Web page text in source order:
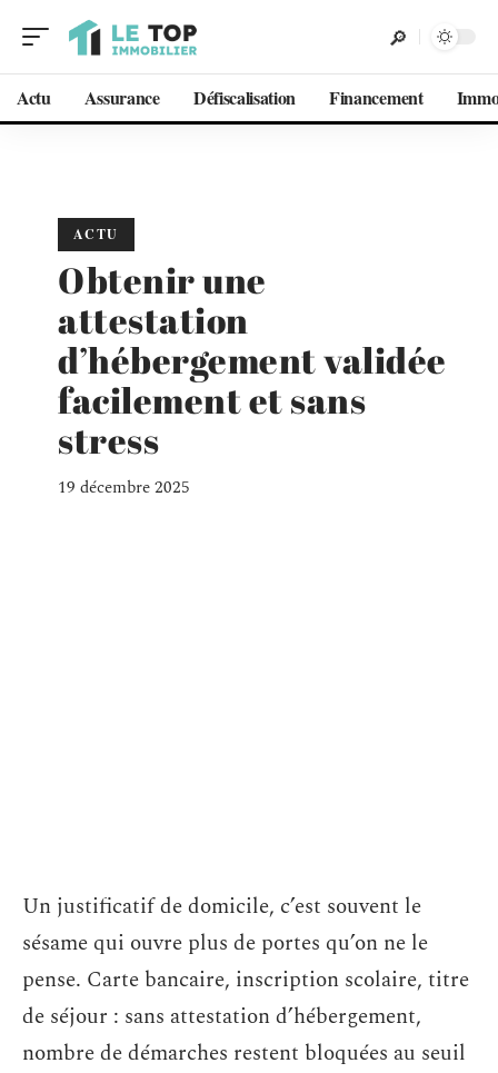
Actu Assurance Défiscalisation Financement
ACTU
Obtenir une
attestation
d’hébergement validée
facilement et sans
stress
19 décembre 2025
Un justificatif de domicile, c’est souvent le
sésame qui ouvre plus de portes qu’on ne le
pense. Carte bancaire, inscription scolaire, titre
de séjour : sans attestation d’hébergement,
nombre de démarches restent bloquées au seuil